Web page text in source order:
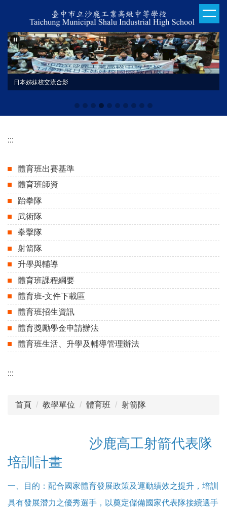
主
要
內
容
日本姊妹校交流合影
:::
體育班出賽基準
體育班師資
跆拳隊
武術隊
拳擊隊
射箭隊
升學與輔導
體育班課程綱要
體育班-文件下載區
體育班招生資訊
體育獎勵學金申請辦法
體育班生活、升學及輔導管理辦法
:::
首頁 教學單位 體育班 射箭隊
沙鹿高工射箭代表隊
培訓計畫
一、目的：配合國家體育發展政策及運動績效之提升，培訓
具有發展潛力之優秀選手，以奠定儲備國家代表隊接續選手